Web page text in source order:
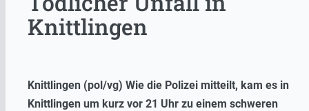
Knittlingen
Knittlingen (pol/vg) Wie die Polizei mitteilt, kam es in
Knittlingen um kurz vor 21 Uhr zu einem schweren